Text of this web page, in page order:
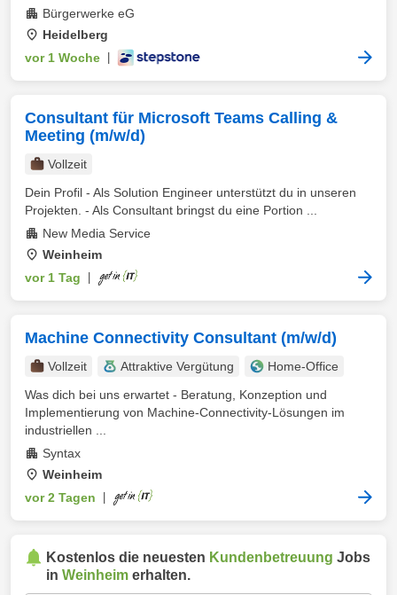
Bürgerwerke eG
Heidelberg
vor 1 Woche
Consultant für Microsoft Teams Calling &
Meeting (m/w/d)
Vollzeit
Dein Profil - Als Solution Engineer unterstützt du in unseren
Projekten. - Als Consultant bringst du eine Portion ...
New Media Service
Weinheim
vor 1 Tag
Machine Connectivity Consultant (m/w/d)
Vollzeit Attraktive Vergütung
Home-Office
Was dich bei uns erwartet - Beratung, Konzeption und
Implementierung von Machine-Connectivity-Lösungen im
industriellen ...
Syntax
Weinheim
vor 2 Tagen
Kostenlos die neuesten Kundenbetreuung Jobs
in Weinheim erhalten.